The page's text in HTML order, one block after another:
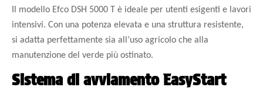
Il modello Efco DSH 5000 T è ideale per utenti esigenti e lavori
intensivi. Con una potenza elevata e una struttura resistente,
si adatta perfettamente sia all’uso agricolo che alla
manutenzione del verde più ostinato.
Sistema di avviamento EasyStart